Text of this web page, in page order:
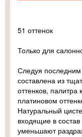
51 оттенок
Только для
Следуя
составлена из
оттенков, палитра
платиновом
Натуральный
входящие в состав
уменьшают